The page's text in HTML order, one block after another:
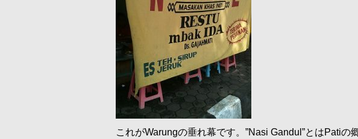
これがWarungの垂れ幕です。”Nasi Gandul”とはPatiの